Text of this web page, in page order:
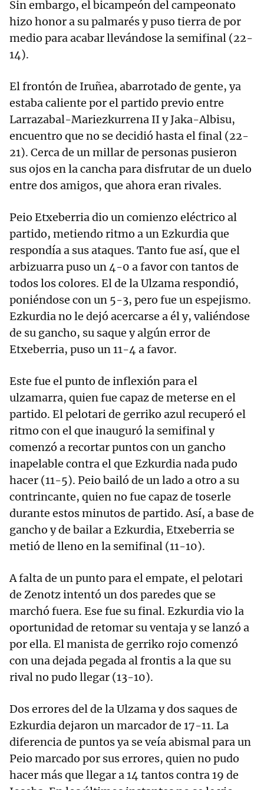
Sin embargo, el bicampeón del campeonato
hizo honor a su palmarés y puso tierra de por
medio para acabar llevándose la semifinal (22-
14).
El frontón de Iruñea, abarrotado de gente, ya
estaba caliente por el partido previo entre
Larrazabal-Mariezkurrena II y Jaka-Albisu,
encuentro que no se decidió hasta el final (22-
21). Cerca de un millar de personas pusieron
sus ojos en la cancha para disfrutar de un duelo
entre dos amigos, que ahora eran rivales.
Peio Etxeberria dio un comienzo eléctrico al
partido, metiendo ritmo a un Ezkurdia que
respondía a sus ataques. Tanto fue así, que el
arbizuarra puso un 4-0 a favor con tantos de
todos los colores. El de la Ulzama respondió,
poniéndose con un 5-3, pero fue un espejismo.
Ezkurdia no le dejó acercarse a él y, valiéndose
de su gancho, su saque y algún error de
Etxeberria, puso un 11-4 a favor.
Este fue el punto de inflexión para el
ulzamarra, quien fue capaz de meterse en el
partido. El pelotari de gerriko azul recuperó el
ritmo con el que inauguró la semifinal y
comenzó a recortar puntos con un gancho
inapelable contra el que Ezkurdia nada pudo
hacer (11-5). Peio bailó de un lado a otro a su
contrincante, quien no fue capaz de toserle
durante estos minutos de partido. Así, a base de
gancho y de bailar a Ezkurdia, Etxeberria se
metió de lleno en la semifinal (11-10).
A falta de un punto para el empate, el pelotari
de Zenotz intentó un dos paredes que se
marchó fuera. Ese fue su final. Ezkurdia vio la
oportunidad de retomar su ventaja y se lanzó a
por ella. El manista de gerriko rojo comenzó
con una dejada pegada al frontis a la que su
rival no pudo llegar (13-10).
Dos errores del de la Ulzama y dos saques de
Ezkurdia dejaron un marcador de 17-11. La
diferencia de puntos ya se veía abismal para un
Peio marcado por sus errores, quien no pudo
hacer más que llegar a 14 tantos contra 19 de